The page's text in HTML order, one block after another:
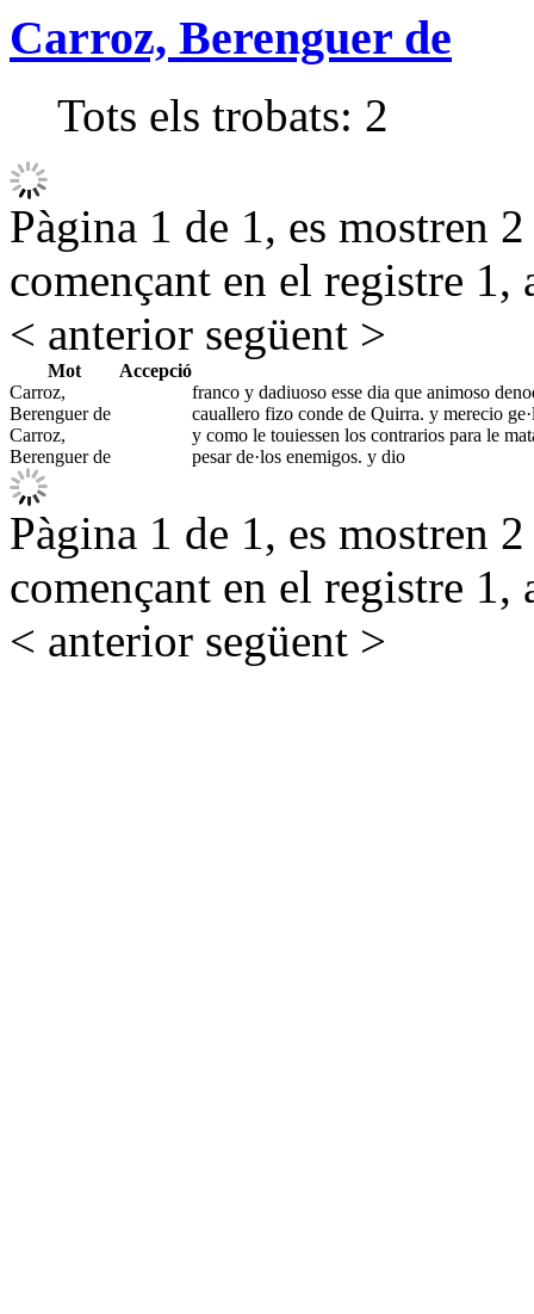
Carroz, Berenguer de
Tots els trobats: 2
Pàgina 1 de 1, es mostren
començant en el registre 1,
< anterior següent >
Mot
Accepció
Carroz,
Berenguer de
franco y dadiuoso esse dia que animoso
cauallero fizo conde de Quirra. y merecio
Carroz,
Berenguer de
y como le touiessen los contrarios para le
pesar de·los enemigos. y dio
Pàgina 1 de 1, es mostren
començant en el registre 1,
< anterior següent >